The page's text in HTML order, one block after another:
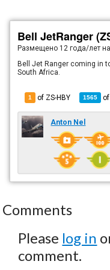
Bell JetRanger
Размещено 12 года/лет
Bell Jet Ranger coming in
South Africa.
1 of ZS-HBY 1565
Anton Nel
Comments
Please log in
comment.